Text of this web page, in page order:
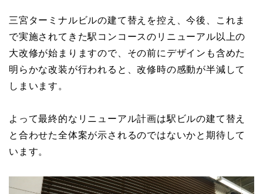
三宮ターミナルビルの建て替えを控え、今後、これま
で実施されてきた駅コンコースのリニューアル以上の
大改修が始まりますので、その前にデザインも含めた
明らかな改装が行われると、改修時の感動が半減して
しまいます。
よって最終的なリニューアル計画は駅ビルの建て替え
と合わせた全体案が示されるのではないかと期待して
います。